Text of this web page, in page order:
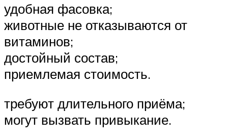
удобная фасовка;
животные не отказываются от
витаминов;
достойный состав;
приемлемая стоимость.
требуют длительного приёма;
могут вызвать привыкание.